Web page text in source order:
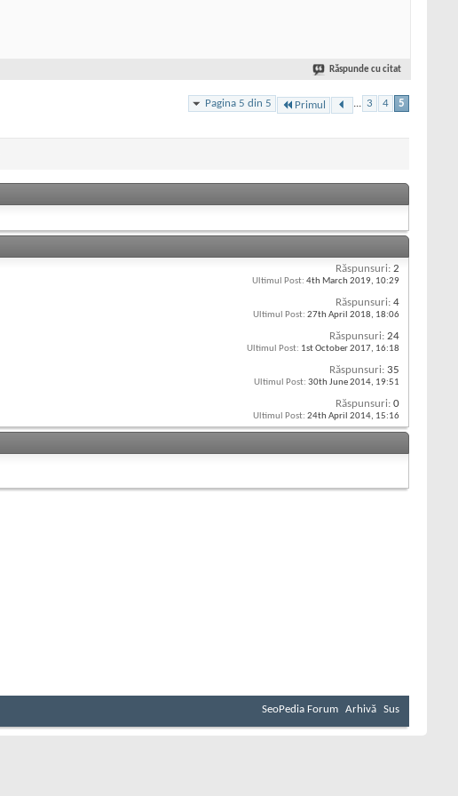
Răspunde cu citat
Pagina 5 din 5 Primul ... 3 4 5
Răspunsuri: 2
Ultimul Post: 4th March 2019, 10:29
Răspunsuri: 4
Ultimul Post: 27th April 2018, 18:06
Răspunsuri: 24
Ultimul Post: 1st October 2017, 16:18
Răspunsuri: 35
Ultimul Post: 30th June 2014, 19:51
Răspunsuri: 0
Ultimul Post: 24th April 2014, 15:16
SeoPedia Forum Arhivă Sus